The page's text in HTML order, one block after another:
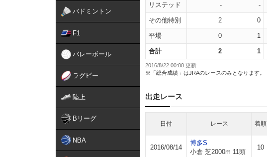
バドミントン
F1
バレーボール
ラグビー
陸上
Bリーグ
NBA
リステッド - -
その他特別 2 0
平場 0 1
合計 2 1
2016/8/22 00:00 更新
※「総合成績」はJRAのレースのみとなります。
出走レース
日付 レース 着順
2016/08/14
博多S
小倉 芝2000m 11頭
10